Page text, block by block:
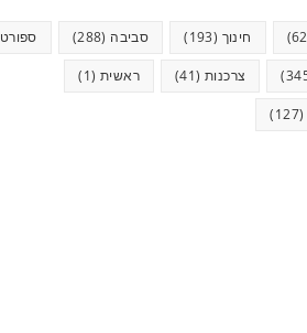
חינוך (193) סביבה (288) ספורט
צרכנות(41) ראשית (1)
(127)